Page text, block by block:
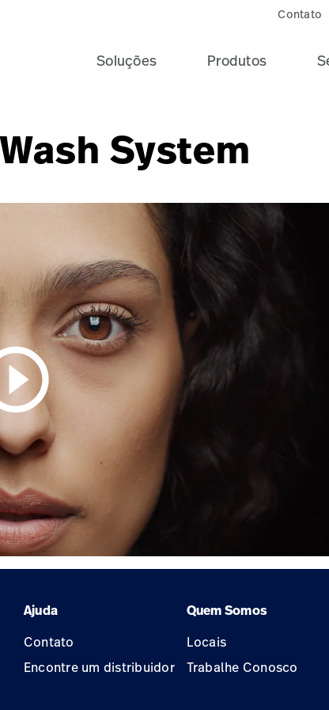
Contato
Soluções Produtos
System
Ajuda
Quem Somos
Contato
Encontre um distribuidor
Locais
Trabalhe Conosco